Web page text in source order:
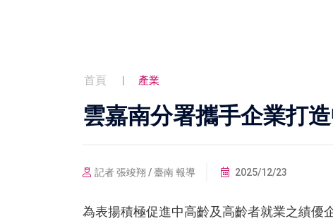
首頁 產業
雲嘉南分署攜手企業打
記者 張竣翔 / 臺南 報導 2025/12/23
為表揚積極促進中高齡及高齡者就業之績優